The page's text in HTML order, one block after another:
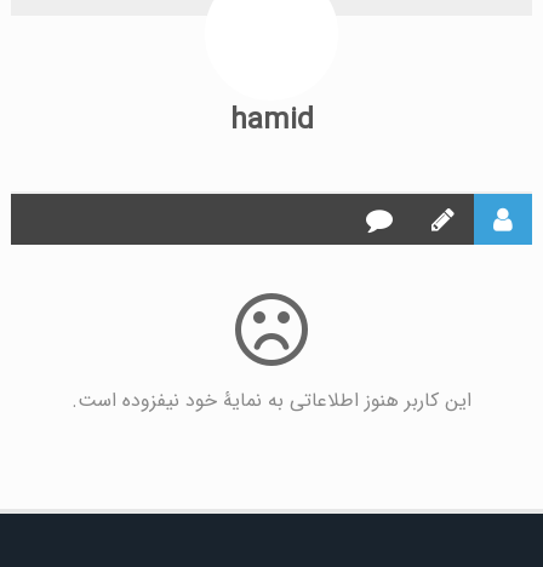
hamid
این کاربر هنوز اطلاعاتی به نمایۀ خود نیفزوده است.